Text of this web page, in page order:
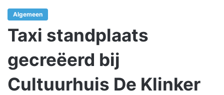
Algemeen
Taxi standplaats
gecreëerd bij
Cultuurhuis De Klinker